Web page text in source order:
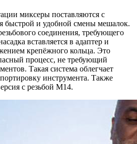
миксеры поставляются с
быстрой и удобной смены мешалок.
соединения, требующего
вставляется в адаптер и
крепёжного кольца. Это
процесс, не требующий
Такая система облегчает
инструмента. Также
с резьбой M14.